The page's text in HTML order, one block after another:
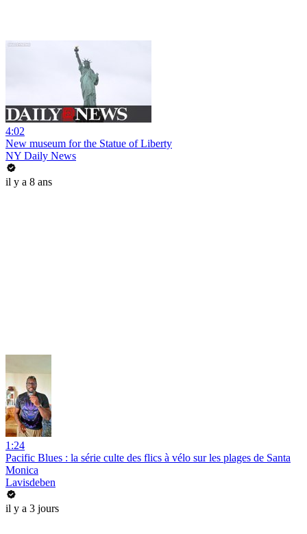
4:02
New museum for the Statue of Liberty
NY Daily News
il y a 8 ans
1:24
Pacific Blues : la série culte des flics à vélo sur les plages de Santa
Monica
Lavisdeben
il y a 3 jours